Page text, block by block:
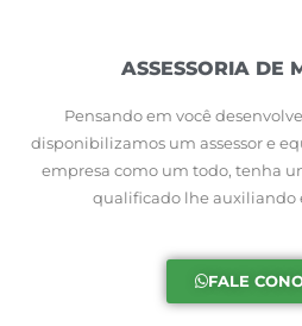
ASSESSORIA DE
Pensando em você
disponibilizamos um assessor e
empresa como um todo, tenha
qualificado lhe auxiliando
FALE